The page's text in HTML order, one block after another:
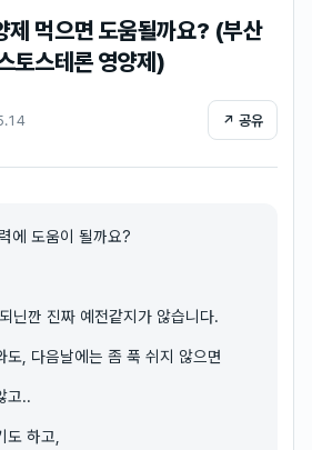
제 먹으면 도움될까요? (부산
토스테론 영양제)
↗ 공유
에 도움이 될까요?
닌깐 진짜 예전같지가 않습니다.
도, 다음날에는 좀 푹 쉬지 않으면
고..
도 하고,